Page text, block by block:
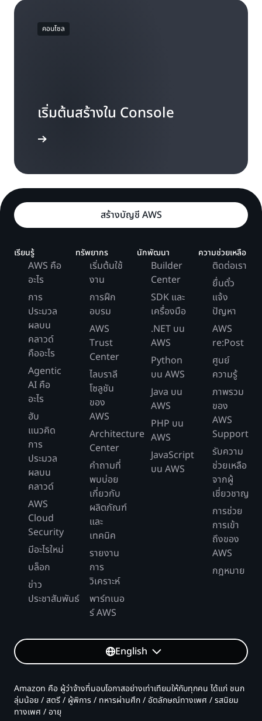
คอนโซล
เริ่มต้นสร้างใน Console
สร้างบัญชี AWS
เรียนรู้
AWS คือ
อะไร
การ
ประมวล
ผลบน
คลาวด์
คืออะไร
Agentic
AI คือ
อะไร
ฮับ
แนวคิด
การ
ประมวล
ผลบน
คลาวด์
AWS
Cloud
Security
มีอะไรใหม่
บล็อก
ข่าว
ประชาสัมพันธ์
ทรัพยากร
เริ่มต้นใช้
งาน
การฝึก
อบรม
AWS
Trust
Center
ไลบราลี
โซลูชัน
ของ
AWS
Architecture
Center
คำถามที่
พบบ่อย
เกี่ยวกับ
ผลิตภัณฑ์
และ
เทคนิค
รายงาน
การ
วิเคราะห์
พาร์ทเนอ
ร์ AWS
นักพัฒนา
Builder
Center
SDK และ
เครื่องมือ
.NET บน
AWS
Python
บน AWS
Java บน
AWS
PHP บน
AWS
JavaScript
บน AWS
ความช่วยเหลือ
ติดต่อเรา
ยื่นตั๋ว
แจ้ง
ปัญหา
AWS
re:Post
ศูนย์
ความรู้
ภาพรวม
ของ
AWS
Support
รับความ
ช่วยเหลือ
จากผู้
เชี่ยวชาญ
การช่วย
การเข้า
ถึงของ
AWS
กฎหมาย
English
Amazon คือ ผู้ว่าจ้างที่มอบโอกาสอย่างเท่าเทียมให้กับทุกคน ได้แก่ ชนก
ลุ่มน้อย / สตรี / ผู้พิการ / ทหารผ่านศึก / อัตลักษณ์ทางเพศ / รสนิยม
ทางเพศ / อายุ